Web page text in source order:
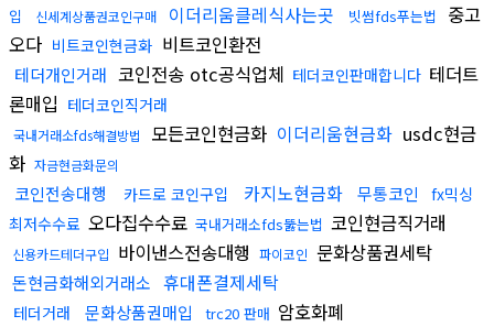
입
신세계상품권코인구매 이더리움클레식사는곳 빗썸fds푸는법
중고
오다 비트코인현금화 비트코인환전
테더개인거래 코인전송 otc공식업체 테더코인판매합니다 테더트
론매입 테더코인직거래
국내거래소fds해결방법 모든코인현금화 이더리움현금화 usdc현금
화 자금현금화문의
코인전송대행 카드로 코인구입 카지노현금화 무통코인
fx믹싱
최저수수료 오다집수수료 국내거래소fds뚫는법 코인현금직거래
신용카드테더구입 바이낸스전송대행 파이코인 문화상품권세탁
돈현금화해외거래소 휴대폰결제세탁
테더거래 문화상품권매입 trc20 판매 암호화폐